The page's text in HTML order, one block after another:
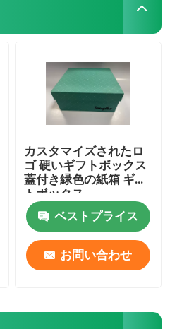
カスタマイズされたロ
ゴ 硬いギフトボックス
蓋付き緑色の紙箱 ギフ
トボックス
ベストプライス
お問い合わせ